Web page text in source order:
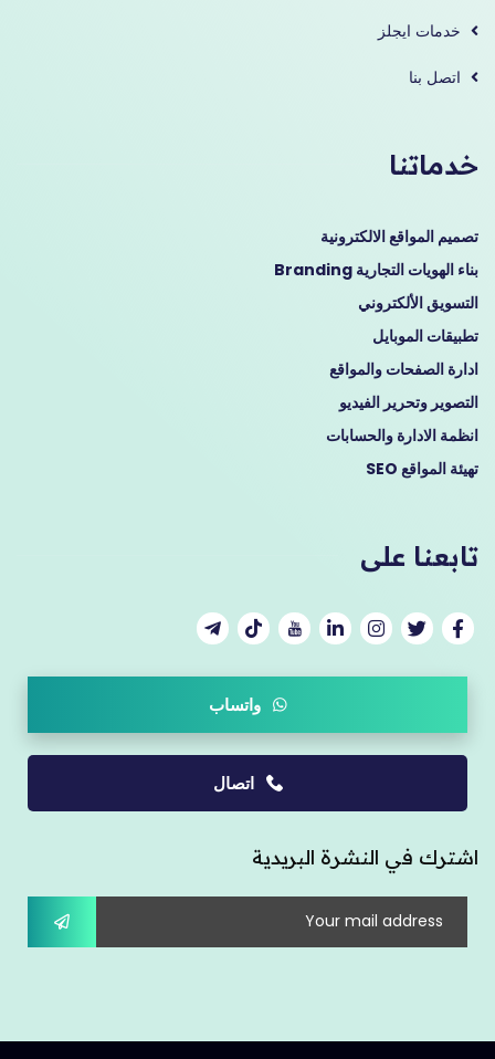
خدمات ايجلز
اتصل بنا
خدماتنا
تصميم المواقع الالكترونية
بناء الهويات التجارية Branding
التسويق الألكتروني
تطبيقات الموبايل
ادارة الصفحات والمواقع
التصوير وتحرير الفيديو
انظمة الادارة والحسابات
تهيئة المواقع SEO
تابعنا على
واتساب
اتصال
اشترك في النشرة البريدية